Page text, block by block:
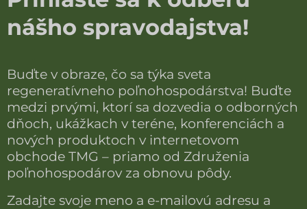
nášho spravodajstva!
Buďte v obraze, čo sa týka sveta
regeneratívneho poľnohospodárstva! Buďte
medzi prvými, ktorí sa dozvedia o odborných
dňoch, ukážkach v teréne, konferenciách a
nových produktoch v internetovom
obchode TMG – priamo od Združenia
poľnohospodárov za obnovu pôdy.
Zadajte svoje meno a e-mailovú adresu a